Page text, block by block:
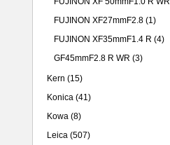
FUJINON XF27mmF2.8 (1)
FUJINON XF35mmF1.4 R (4)
GF45mmF2.8 R WR (3)
Kern (15)
Konica (41)
Kowa (8)
Leica (507)